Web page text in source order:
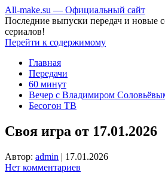
All-make.su — Официальный сайт
Последние выпуски передач и новые
сериалов!
Перейти к содержимому
Главная
Передачи
60 минут
Вечер с Владимиром
Бесогон ТВ
Своя игра от 17.01.2026
Автор: admin | 17.01.2026
Нет комментариев